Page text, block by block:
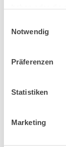
Notwendig
Präferenzen
Statistiken
Marketing